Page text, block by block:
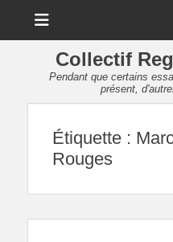
Collectif
Pendant que certains
présent,
Étiquette :
Rouges